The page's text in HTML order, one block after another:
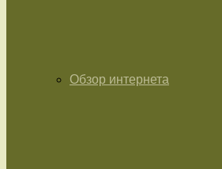
Обзор интернета